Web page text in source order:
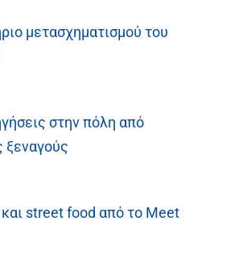
μετασχηματισμού του
στην πόλη από
ξεναγούς
και street food από το Meet